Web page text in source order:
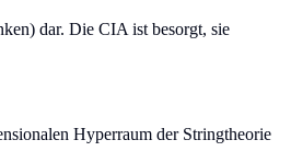
dar. Die CIA ist besorgt, sie
Hyperraum der Stringtheorie